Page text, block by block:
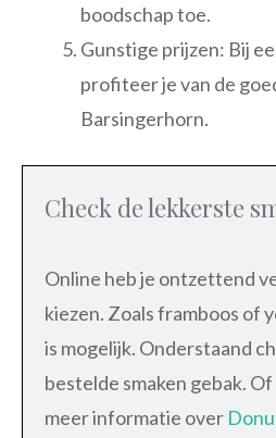
boodschap toe.
Gunstige prijzen: Bij
profiteer je van de
Barsingerhorn.
Check de lekkerste
Online heb je ontzettend
kiezen. Zoals framboos of
is mogelijk. Onderstaand
bestelde smaken gebak.
meer informatie over